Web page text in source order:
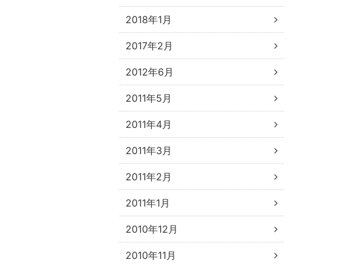
2018年1月
2017年2月
2012年6月
2011年5月
2011年4月
2011年3月
2011年2月
2011年1月
2010年12月
2010年11月